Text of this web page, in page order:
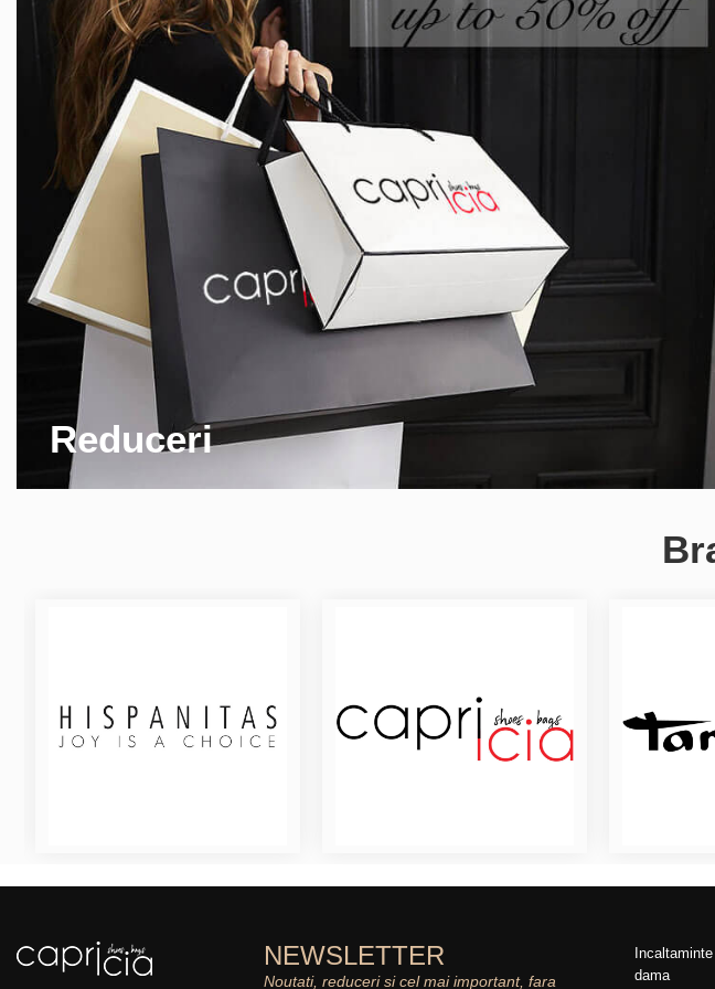
Reduceri
NEWSLETTER
Noutati, reduceri si cel mai important, fara
Incaltaminte
dama